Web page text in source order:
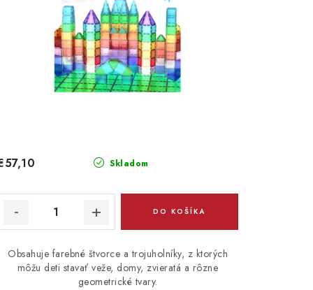
Skladom
DO KOŠÍKA
Obsahuje farebné štvorce a trojuholníky, z ktorých
môžu deti stavať veže, domy, zvieratá a rôzne
geometrické tvary.